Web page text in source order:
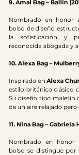
9. Amal Bag – Ballin
Nombrado en honor
bolso de diseño
la sofisticación y
reconocida abogada y
10. Alexa Bag –
Inspirado en Alexa
estilo británico clásico
Su diseño tipo maletín
da un aire relajado pero
11. Nina Bag – Gabriela
Nombrado en honor
bolso se distingue